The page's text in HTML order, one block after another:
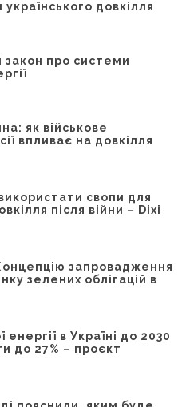
українського довкілля
закон про системи
як військове
впливає на довкілля
свопи для
після війни – Dixi
запровадження
зелених облігацій в
енергії в Україні до 2030
до 27% – проєкт